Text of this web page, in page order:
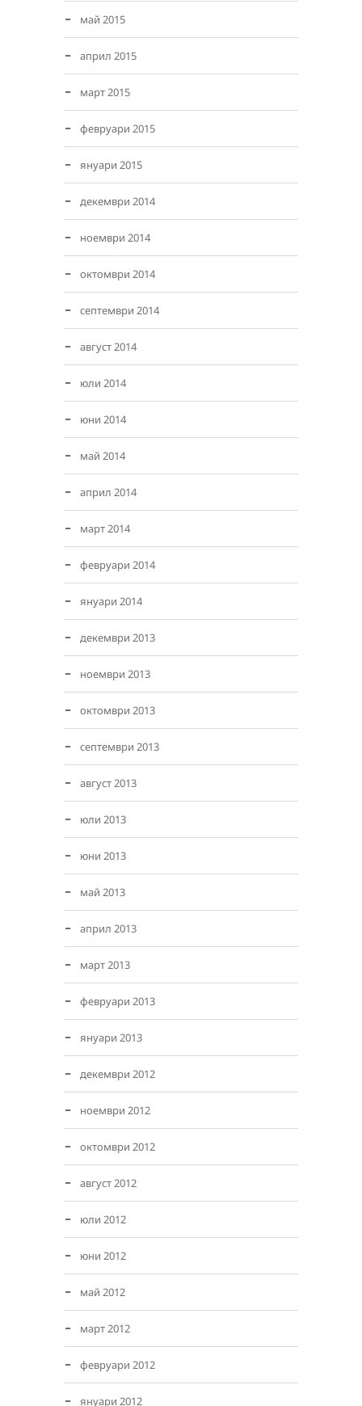
май 2015
април 2015
март 2015
февруари 2015
януари 2015
декември 2014
ноември 2014
октомври 2014
септември 2014
август 2014
юли 2014
юни 2014
май 2014
април 2014
март 2014
февруари 2014
януари 2014
декември 2013
ноември 2013
октомври 2013
септември 2013
август 2013
юли 2013
юни 2013
май 2013
април 2013
март 2013
февруари 2013
януари 2013
декември 2012
ноември 2012
октомври 2012
август 2012
юли 2012
юни 2012
май 2012
март 2012
февруари 2012
януари 2012